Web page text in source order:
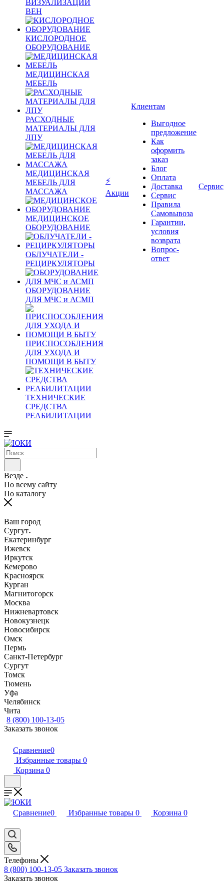
ВИЗУАЛИЗАЦИИ
ВЕН
КИСЛОРОДНОЕ
ОБОРУДОВАНИЕ
МЕДИЦИНСКАЯ
МЕБЕЛЬ
РАСХОДНЫЕ
МАТЕРИАЛЫ ДЛЯ
ЛПУ
МЕДИЦИНСКАЯ
МЕБЕЛЬ ДЛЯ
МАССАЖА
МЕДИЦИНСКОЕ
ОБОРУДОВАНИЕ
ОБЛУЧАТЕЛИ -
РЕЦИРКУЛЯТОРЫ
ОБОРУДОВАНИЕ
ДЛЯ МЧС и АСМП
ПРИСПОСОБЛЕНИЯ
ДЛЯ УХОДА И
ПОМОЩИ В БЫТУ
ТЕХНИЧЕСКИЕ
СРЕДСТВА
РЕАБИЛИТАЦИИ
⚡
Акции
Клиентам
Выгодное
предложение
Как
оформить
заказ
Блог
Оплата
Доставка
Сервис
Правила
Самовывоза
Гарантии,
условия
возврата
Вопрос-
ответ
Сервис
Везде
По всему сайту
По каталогу
Ваш город
Сургут
Екатеринбург
Ижевск
Иркутск
Кемерово
Красноярск
Курган
Магнитогорск
Москва
Нижневартовск
Новокузнецк
Новосибирск
Омск
Пермь
Санкт-Петербург
Сургут
Томск
Тюмень
Уфа
Челябинск
Чита
8 (800) 100-13-05
Заказать звонок
Сравнение0
Избранные товары 0
Корзина 0
Сравнение0 Избранные товары 0 Корзина 0
Телефоны
8 (800) 100-13-05 Заказать звонок
Заказать звонок